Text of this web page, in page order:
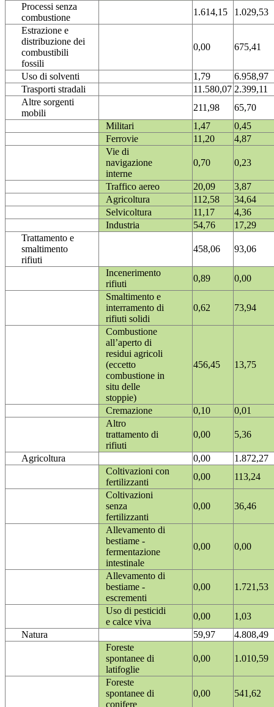
Processi senza
combustione
1.614,15
1.029,53
Estrazione e
distribuzione dei
combustibili
fossili
0,00 675,41
Uso di solventi 1,79
6.958,97
Trasporti stradali
11.580,07 2.399,11
Altre sorgenti
mobili
211,98
65,70
Militari
1,47
0,45
Ferrovie
11,20
4,87
Vie di
navigazione
interne
0,70 0,23
Traffico aereo 20,09
3,87
Agricoltura
112,58
34,64
Selvicoltura
11,17
4,36
Industria
54,76
17,29
Trattamento e
smaltimento
rifiuti
458,06 93,06
Incenerimento
rifiuti
0,89
0,00
Smaltimento e
interramento di
rifiuti solidi
0,62 73,94
Combustione
all’aperto di
residui agricoli
(eccetto
combustione in
situ delle
stoppie)
456,45 13,75
Cremazione 0,10
0,01
Altro
trattamento di
rifiuti
0,00 5,36
Agricoltura 0,00
1.872,27
Coltivazioni con
fertilizzanti
0,00
113,24
Coltivazioni
senza
fertilizzanti
0,00 36,46
Allevamento di
bestiame -
fermentazione
intestinale
0,00 0,00
Allevamento di
bestiame -
escrementi
0,00 1.721,53
Uso di pesticidi
e calce viva
0,00
1,03
Natura
59,97
4.808,49
Foreste
spontanee di
latifoglie
0,00 1.010,59
Foreste
spontanee di
conifere
0,00 541,62